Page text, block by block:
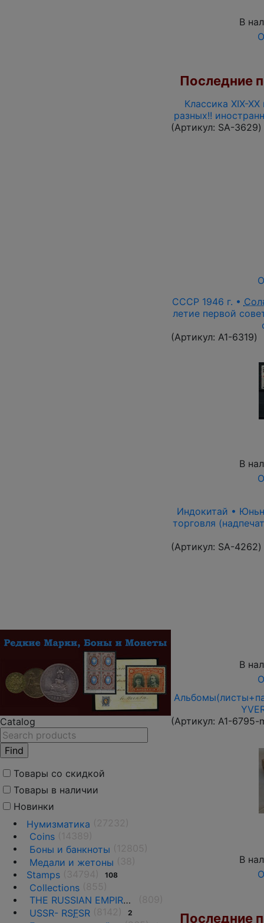
Catalog
Товары со скидкой
Товары в наличии
Новинки
Нумизматика
Coins
Боны и банкноты
Медали и жетоны
Stamps
108
Collections
THE RUSSIAN EMPIRE UNTIL 1917.
USSR- RSFSR 2
В
Последние
Классика XIX-
разных!!
(Артикул: SA-3629)
СССР 1946 г. •
летие первой
(Артикул: A1-6319)
В
Индокитай •
торговля
(Артикул: SA-4262)
В
(Артикул: A1-6795-
В
Последние